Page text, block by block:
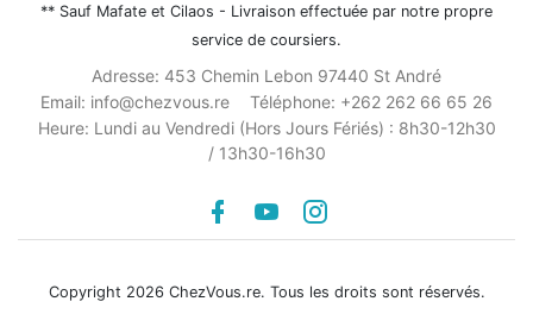
** Sauf Mafate et Cilaos - Livraison effectuée par notre propre
service de coursiers.
Adresse: 453 Chemin Lebon 97440 St André
Email: info@chezvous.re Téléphone: +262 262 66 65 26
Heure: Lundi au Vendredi (Hors Jours Fériés) : 8h30-12h30
/ 13h30-16h30
Facebook
youtube
instagram
Copyright 2026 ChezVous.re. Tous les droits sont réservés.